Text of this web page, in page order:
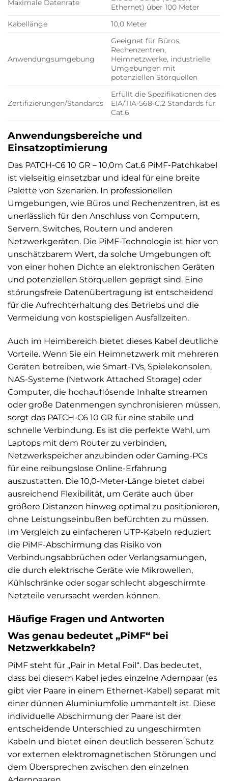
Maximale Datenrate
Ethernet) über 100 Meter
Kabellänge
10,0 Meter
Anwendungsumgebung
Geeignet für Büros,
Rechenzentren,
Heimnetzwerke, industrielle
Umgebungen mit
potenziellen Störquellen
Zertifizierungen/Standards
Erfüllt die Spezifikationen des
EIA/TIA-568-C.2 Standards für
Cat.6
Anwendungsbereiche und
Einsatzoptimierung
Das PATCH-C6 10 GR – 10,0m Cat.6 PiMF-Patchkabel
ist vielseitig einsetzbar und ideal für eine breite
Palette von Szenarien. In professionellen
Umgebungen, wie Büros und Rechenzentren, ist es
unerlässlich für den Anschluss von Computern,
Servern, Switches, Routern und anderen
Netzwerkgeräten. Die PiMF-Technologie ist hier von
unschätzbarem Wert, da solche Umgebungen oft
von einer hohen Dichte an elektronischen Geräten
und potenziellen Störquellen geprägt sind. Eine
störungsfreie Datenübertragung ist entscheidend
für die Aufrechterhaltung des Betriebs und die
Vermeidung von kostspieligen Ausfallzeiten.
Auch im Heimbereich bietet dieses Kabel deutliche
Vorteile. Wenn Sie ein Heimnetzwerk mit mehreren
Geräten betreiben, wie Smart-TVs, Spielekonsolen,
NAS-Systeme (Network Attached Storage) oder
Computer, die hochauflösende Inhalte streamen
oder große Datenmengen synchronisieren müssen,
sorgt das PATCH-C6 10 GR für eine stabile und
schnelle Verbindung. Es ist die perfekte Wahl, um
Laptops mit dem Router zu verbinden,
Netzwerkspeicher anzubinden oder Gaming-PCs
für eine reibungslose Online-Erfahrung
auszustatten. Die 10,0-Meter-Länge bietet dabei
ausreichend Flexibilität, um Geräte auch über
größere Distanzen hinweg optimal zu positionieren,
ohne Leistungseinbußen befürchten zu müssen.
Im Vergleich zu einfacheren UTP-Kabeln reduziert
die PiMF-Abschirmung das Risiko von
Verbindungsabbrüchen oder Verlangsamungen,
die durch elektrische Geräte wie Mikrowellen,
Kühlschränke oder sogar schlecht abgeschirmte
Netzteile verursacht werden können.
Häufige Fragen und Antworten
Was genau bedeutet „PiMF“ bei
Netzwerkkabeln?
PiMF steht für „Pair in Metal Foil“. Das bedeutet,
dass bei diesem Kabel jedes einzelne Adernpaar (es
gibt vier Paare in einem Ethernet-Kabel) separat mit
einer dünnen Aluminiumfolie ummantelt ist. Diese
individuelle Abschirmung der Paare ist der
entscheidende Unterschied zu ungeschirmten
Kabeln und bietet einen deutlich besseren Schutz
vor externen elektromagnetischen Störungen und
dem Übersprechen zwischen den einzelnen